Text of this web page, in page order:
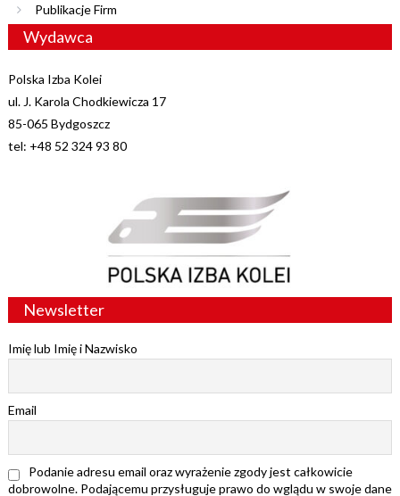
Publikacje Firm
Wydawca
Polska Izba Kolei
ul. J. Karola Chodkiewicza 17
85-065 Bydgoszcz
tel: +48 52 324 93 80
Newsletter
Imię lub Imię i Nazwisko
Email
Podanie adresu email oraz wyrażenie zgody jest całkowicie
dobrowolne. Podającemu przysługuje prawo do wglądu w swoje dane